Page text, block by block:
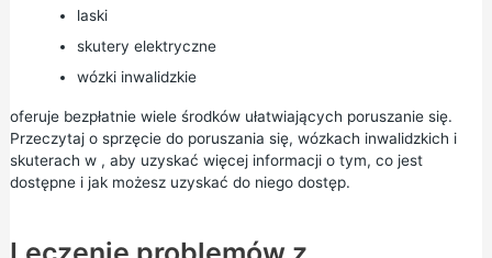
laski
skutery elektryczne
wózki inwalidzkie
oferuje bezpłatnie wiele środków ułatwiających poruszanie się.
Przeczytaj o sprzęcie do poruszania się, wózkach inwalidzkich i
skuterach w , aby uzyskać więcej informacji o tym, co jest
dostępne i jak możesz uzyskać do niego dostęp.